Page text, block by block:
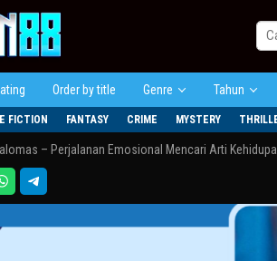
Order by title Genre Tahun
FICTION FANTASY CRIME MYSTERY
– Perjalanan Emosional Mencari Arti